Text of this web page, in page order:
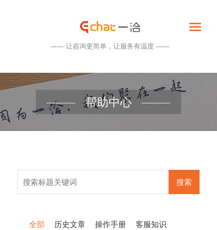
—— 让咨询更简单，让服务有温度 ——
帮助中心
搜索
全部 历史文章 操作手册 客服知识